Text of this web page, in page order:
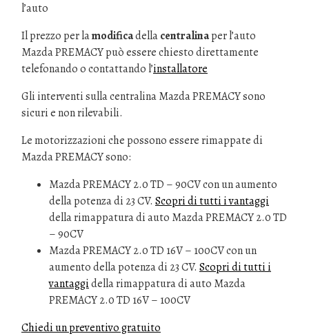
l’auto
Il prezzo per lamodificadellacentralinaper l’auto
Mazda PREMACY può essere chiesto direttamente
telefonando o contattando l’installatore
Gli interventi sulla centralina Mazda PREMACY sono
sicuri e non rilevabili.
Le motorizzazioni che possono essere rimappate di
Mazda PREMACY sono:
Mazda PREMACY 2.0 TD – 90CV con un aumento
della potenza di 23 CV. Scopri di tutti i vantaggi
della rimappatura di auto Mazda PREMACY 2.0 TD
– 90CV
Mazda PREMACY 2.0 TD 16V – 100CV con un
aumento della potenza di 23 CV. Scopri di tutti i
vantaggidella rimappatura di auto Mazda
PREMACY 2.0 TD 16V – 100CV
Chiedi un preventivo gratuito